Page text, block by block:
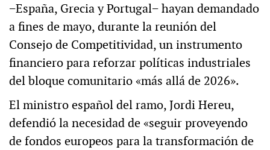
−España, Grecia y Portugal− hayan demandado
a fines de mayo, durante la reunión del
Consejo de Competitividad, un instrumento
financiero para reforzar políticas industriales
del bloque comunitario «más allá de 2026».
El ministro español del ramo, Jordi Hereu,
defendió la necesidad de «seguir proveyendo
de fondos europeos para la transformación de